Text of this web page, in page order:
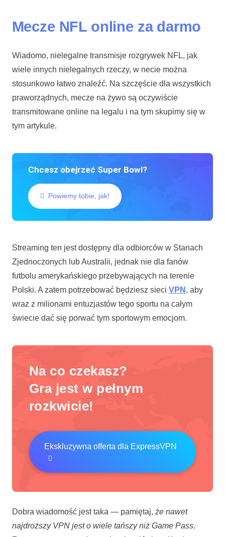
Mecze NFL online za darmo
Wiadomo, nielegalne transmisje rozgrywek NFL, jak
wiele innych nielegalnych rzeczy, w necie można
stosunkowo łatwo znaleźć. Na szczęście dla wszystkich
praworządnych, mecze na żywo są oczywiście
transmitowane online na legalu i na tym skupimy się w
tym artykule.
Chcesz obejrzeć Super Bowl?
Powiemy tobie, jak!
Streaming ten jest dostępny dla odbiorców w Stanach
Zjednoczonych lub Australii, jednak nie dla fanów
futbolu amerykańskiego przebywających na terenie
Polski. A zatem potrzebować będziesz sieci VPN , aby
wraz z milionami entuzjastów tego sportu na całym
świecie dać się porwać tym sportowym emocjom.
Na co czekasz?
Gra jest w pełnym
rozkwicie!
Ekskluzywna offerta dla ExpressVPN
Dobra wiadomość jest taka — pamiętaj, że nawet
najdroższy VPN jest o wiele tańszy niż Game Pass.